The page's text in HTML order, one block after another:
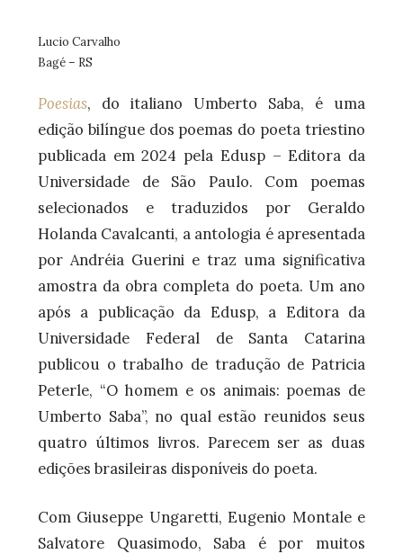
Lucio Carvalho
Bagé – RS
Poesias, do italiano Umberto Saba, é uma
edição bilíngue dos poemas do poeta triestino
publicada em 2024 pela Edusp – Editora da
Universidade de São Paulo. Com poemas
selecionados e traduzidos por Geraldo
Holanda Cavalcanti, a antologia é apresentada
por Andréia Guerini e traz uma significativa
amostra da obra completa do poeta. Um ano
após a publicação da Edusp, a Editora da
Universidade Federal de Santa Catarina
publicou o trabalho de tradução de Patricia
Peterle, “O homem e os animais: poemas de
Umberto Saba”, no qual estão reunidos seus
quatro últimos livros. Parecem ser as duas
edições brasileiras disponíveis do poeta.
Com Giuseppe Ungaretti, Eugenio Montale e
Salvatore Quasimodo, Saba é por muitos